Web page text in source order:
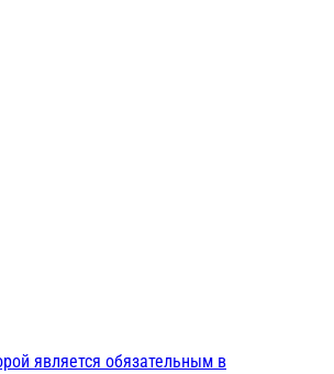
является обязательным в